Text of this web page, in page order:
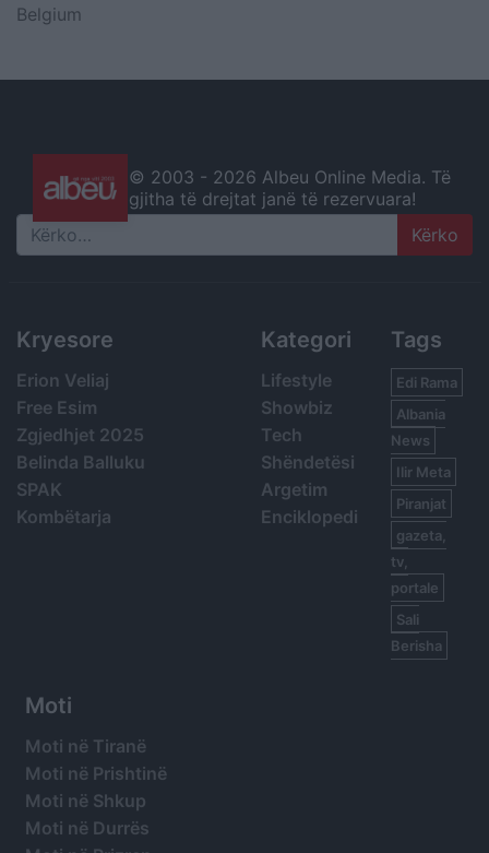
Belgium
© 2003 - 2026 Albeu Online Media. Të
gjitha të drejtat janë të rezervuara!
Search
Kryesore
Erion Veliaj
Free Esim
Zgjedhjet 2025
Belinda Balluku
SPAK
Kombëtarja
Kategori
Lifestyle
Showbiz
Tech
Shëndetësi
Argetim
Enciklopedi
Tags
Edi Rama
Albania
News
Ilir Meta
Piranjat
gazeta,
tv,
portale
Sali
Berisha
Moti
Moti në Tiranë
Moti në Prishtinë
Moti në Shkup
Moti në Durrës